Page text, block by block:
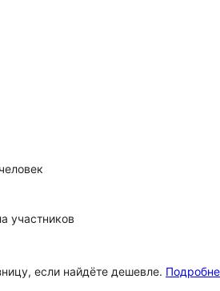
участников
если найдёте дешевле.